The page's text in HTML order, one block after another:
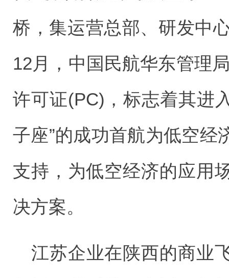
桥，集运营总部、研发中
12月，中国民航华东管理
许可证(PC)，标志着其进
子座”的成功首航为低空经
支持，为低空经济的应用
决方案。
江苏企业在陕西的商业